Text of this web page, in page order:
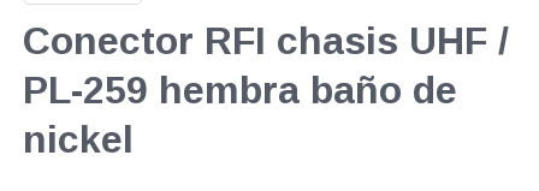
Conector RFI chasis UHF /
PL-259 hembra baño de
nickel